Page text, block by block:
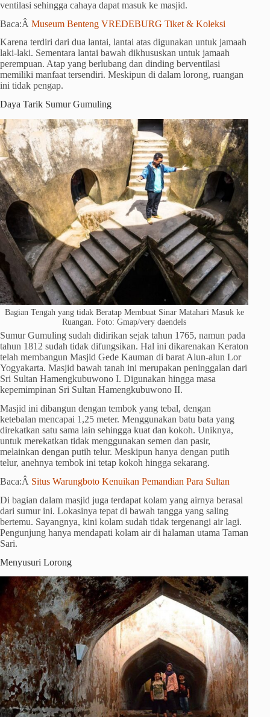
ventilasi sehingga cahaya dapat masuk ke masjid.
Baca:Â Museum Benteng VREDEBURG Tiket & Koleksi
Karena terdiri dari dua lantai, lantai atas digunakan untuk jamaah
laki-laki. Sementara lantai bawah dikhususkan untuk jamaah
perempuan. Atap yang berlubang dan dinding berventilasi
memiliki manfaat tersendiri. Meskipun di dalam lorong, ruangan
ini tidak pengap.
Daya Tarik Sumur Gumuling
Bagian Tengah yang tidak Beratap Membuat Sinar Matahari Masuk ke
Ruangan. Foto: Gmap/very daendels
Sumur Gumuling sudah didirikan sejak tahun 1765, namun pada
tahun 1812 sudah tidak difungsikan. Hal ini dikarenakan Keraton
telah membangun Masjid Gede Kauman di barat Alun-alun Lor
Yogyakarta. Masjid bawah tanah ini merupakan peninggalan dari
Sri Sultan Hamengkubuwono I. Digunakan hingga masa
kepemimpinan Sri Sultan Hamengkubuwono II.
Masjid ini dibangun dengan tembok yang tebal, dengan
ketebalan mencapai 1,25 meter. Menggunakan batu bata yang
direkatkan satu sama lain sehingga kuat dan kokoh. Uniknya,
untuk merekatkan tidak menggunakan semen dan pasir,
melainkan dengan putih telur. Meskipun hanya dengan putih
telur, anehnya tembok ini tetap kokoh hingga sekarang.
Baca:Â Situs Warungboto Kenuikan Pemandian Para Sultan
Di bagian dalam masjid juga terdapat kolam yang airnya berasal
dari sumur ini. Lokasinya tepat di bawah tangga yang saling
bertemu. Sayangnya, kini kolam sudah tidak tergenangi air lagi.
Pengunjung hanya mendapati kolam air di halaman utama Taman
Sari.
Menyusuri Lorong